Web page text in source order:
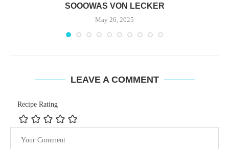
SOOOWAS VON LECKER
May 26, 2025
LEAVE A COMMENT
Recipe Rating